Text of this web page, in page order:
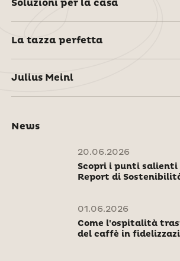
Soluzioni per la casa
La tazza perfetta
Julius Meinl
News
20.06.2026
Scopri i punti salienti
Report di
01.06.2026
Come l'ospitalità
del caffè in